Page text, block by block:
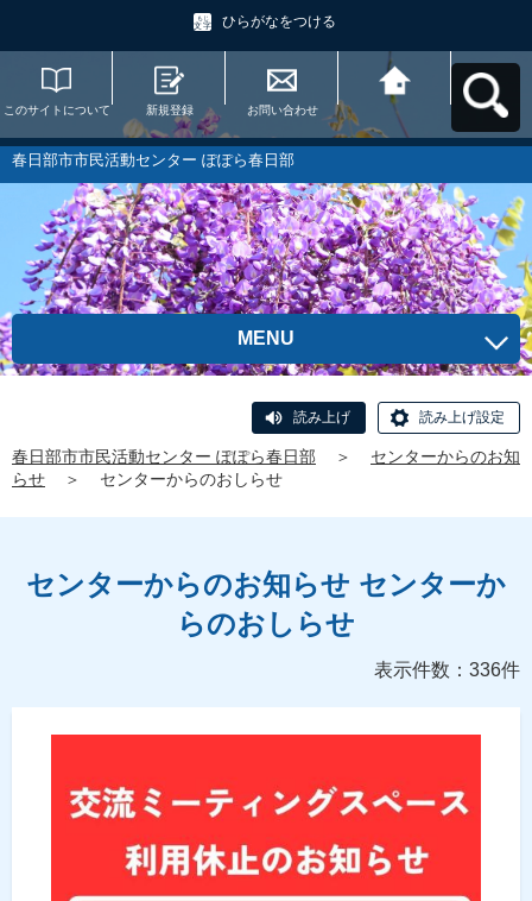
ひらがなをつける
このサイトについて 新規登録 お問い合わせ
春日部市市民活動セ
ンター ぽぽら春日部
へ戻る
春日部市市民活動センター ぽぽら春日部
MENU
読み上げ 読み上げ設定
春日部市市民活動センター ぽぽら春日部 ＞
センターからのお知
らせ
＞ センターからのおしらせ
センターからのお知らせ センターか
らのおしらせ
表示件数：336件